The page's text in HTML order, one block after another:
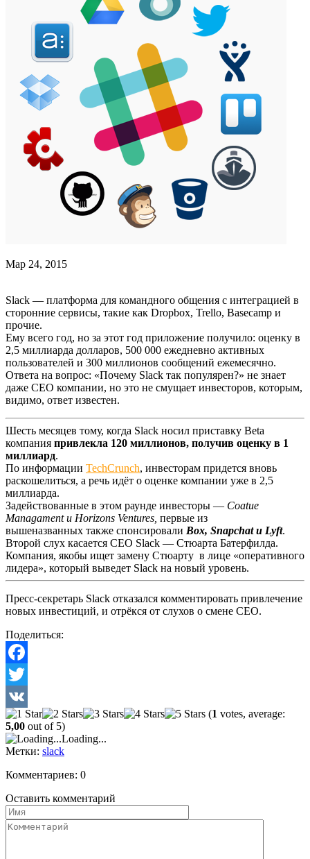
Мар 24, 2015
Slack — платформа для командного общения с интеграцией в
сторонние сервисы, такие как Dropbox, Trello, Basecamp и
прочие.
Ему всего год, но за этот год приложение получило: оценку в
2,5 миллиарда долларов, 500 000 ежедневно активных
пользователей и 300 миллионов сообщений ежемесячно.
Ответа на вопрос: «Почему Slack так популярен?» не знает
даже CEO компании, но это не смущает инвесторов, которым,
видимо, ответ известен.
Шесть месяцев тому, когда Slack носил приставку Beta
компания привлекла 120 миллионов, получив оценку в 1
миллиард.
По информации TechCrunch, инвесторам придется вновь
раскошелиться, а речь идёт о оценке компании уже в 2,5
миллиарда.
Задействованные в этом раунде инвесторы — Coatue
Managament и Horizons Ventures, первые из
вышеназванных также спонсировали Box, Snapchat и Lyft.
Второй слух касается CEO Slaсk — Стюарта Батерфилда.
Компания, якобы ищет замену Стюарту в лице «оперативного
лидера», который выведет Slack на новый уровень.
Пресс-секретарь Slack отказался комментировать привлечение
новых инвестиций, и отрёкся от слухов о смене CEO.
Поделиться:
Facebook
Twitter
VK
(1 votes, average:
5,00 out of 5)
Loading...
Метки: slack
Комментариев: 0
Оставить комментарий